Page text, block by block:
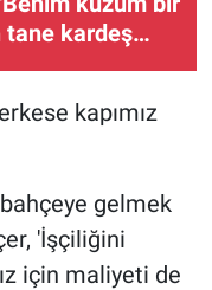
kardeş
kapımız
gelmek
'İşçiliğini
için maliyeti de